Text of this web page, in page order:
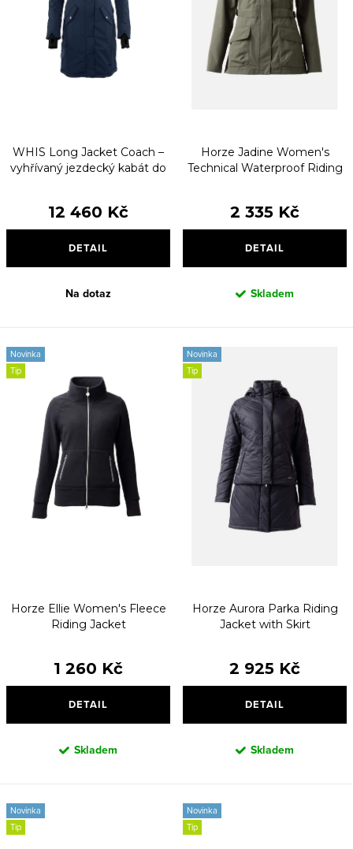
WHIS Long Jacket Coach –
vyhřívaný jezdecký kabát do
12 460 Kč
DETAIL
Na dotaz
Horze Jadine Women's
Technical Waterproof Riding
2 335 Kč
DETAIL
Skladem
Novinka
Tip
Horze Ellie Women's Fleece
Riding Jacket
1 260 Kč
DETAIL
Skladem
Novinka
Tip
Horze Aurora Parka Riding
Jacket with Skirt
2 925 Kč
DETAIL
Skladem
Novinka
Tip
Novinka
Tip